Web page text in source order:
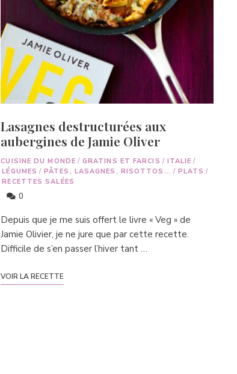
Lasagnes destructurées aux
aubergines de Jamie Oliver
CUISINE DU MONDE / GRATINS ET FARCIS / ITALIE /
LÉGUMES / PÂTES, LASAGNES, RISOTTOS... / PLATS /
RECETTES SALÉES
0
Depuis que je me suis offert le livre « Veg » de
Jamie Olivier, je ne jure que par cette recette.
Difficile de s’en passer l’hiver tant …
VOIR LA RECETTE